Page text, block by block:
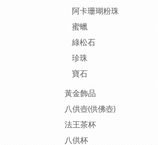
阿卡珊瑚粉珠
蜜蠟
綠松石
珍珠
寶石
黃金飾品
八供壺(供佛壺)
法王茶杯
八供杯